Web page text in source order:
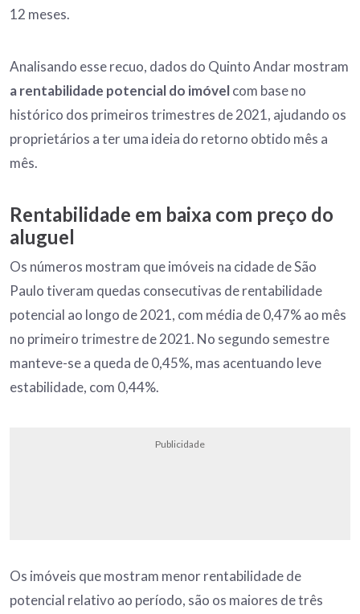
12 meses.
Analisando esse recuo, dados do Quinto Andar mostram
a rentabilidade potencial do imóvelcom base no
histórico dos primeiros trimestres de 2021, ajudando os
proprietários a ter uma ideia do retorno obtido mês a
mês.
Rentabilidade em baixa com preço do
aluguel
Os números mostram que imóveis na cidade de São
Paulo tiveram quedas consecutivas de rentabilidade
potencial ao longo de 2021, com média de 0,47% ao mês
no primeiro trimestre de 2021. No segundo semestre
manteve-se a queda de 0,45%, mas acentuando leve
estabilidade, com 0,44%.
Publicidade
Os imóveis que mostram menor rentabilidade de
potencial relativo ao período, são os maiores de três